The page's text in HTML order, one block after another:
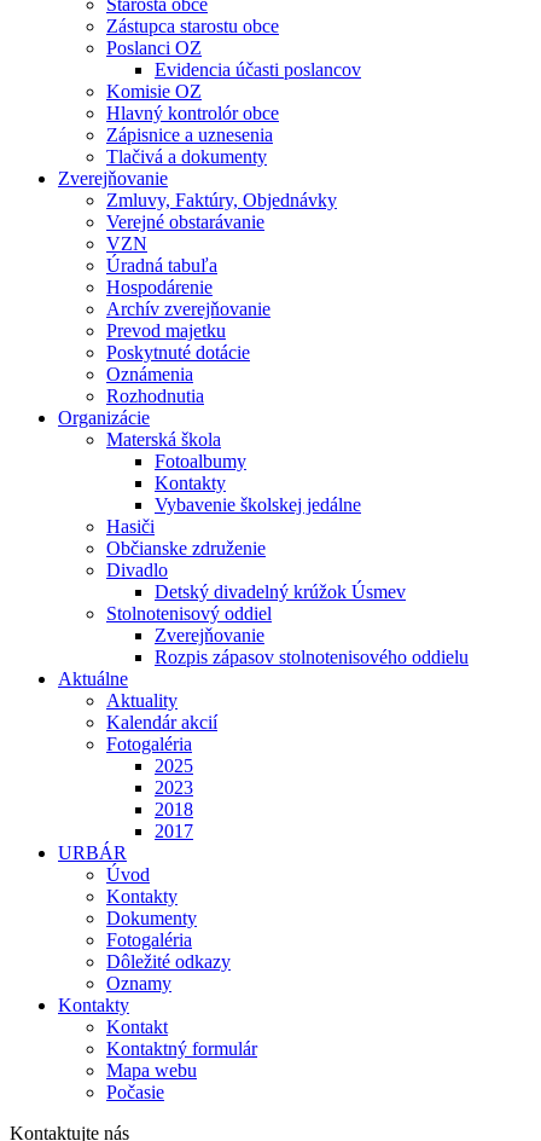
Starosta obce
Zástupca starostu obce
Poslanci OZ
Evidencia účasti poslancov
Komisie OZ
Hlavný kontrolór obce
Zápisnice a uznesenia
Tlačivá a dokumenty
Zverejňovanie
Zmluvy, Faktúry, Objednávky
Verejné obstarávanie
VZN
Úradná tabuľa
Hospodárenie
Archív zverejňovanie
Prevod majetku
Poskytnuté dotácie
Oznámenia
Rozhodnutia
Organizácie
Materská škola
Fotoalbumy
Kontakty
Vybavenie školskej jedálne
Hasiči
Občianske združenie
Divadlo
Detský divadelný krúžok Úsmev
Stolnotenisový oddiel
Zverejňovanie
Rozpis zápasov stolnotenisového oddielu
Aktuálne
Aktuality
Kalendár akcií
Fotogaléria
2025
2023
2018
2017
URBÁR
Úvod
Kontakty
Dokumenty
Fotogaléria
Dôležité odkazy
Oznamy
Kontakty
Kontakt
Kontaktný formulár
Mapa webu
Počasie
Kontaktujte nás